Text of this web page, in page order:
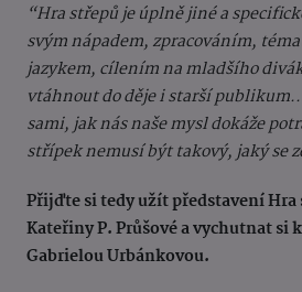
“Hra střepů je úplně jiné a
svým nápadem, zpracováním,
jazykem, cílením na mladšího
vtáhnout do děje i starší
sami, jak nás naše mysl dokáže
střípek nemusí být takový, jaký se
Přijďte si tedy užít představení Hra
Kateřiny P. Průšové a vychutnat si
Gabrielou Urbánkovou.